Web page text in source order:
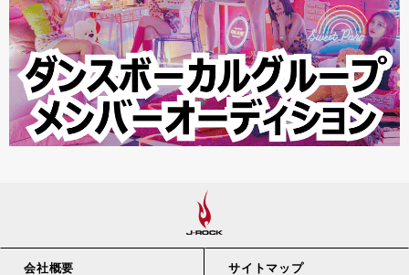
会社概要 サイトマップ